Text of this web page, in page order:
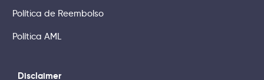
Política de Reembolso
Política AML
Disclaimer